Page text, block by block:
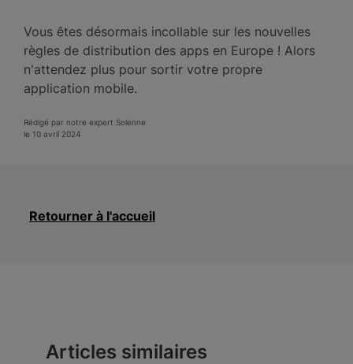
Vous êtes désormais incollable sur les nouvelles
règles de distribution des apps en Europe ! Alors
n'attendez plus pour sortir votre propre
application mobile.
Rédigé par notre expert Solenne
le 10 avril 2024
Retourner à l'accueil
Articles similaires